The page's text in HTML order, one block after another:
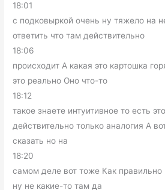
18:01
с подковыркой очень ну тяжело на
ответить что там действительно
18:06
происходит А какая это картошка
это реально Оно что-то
18:12
такое знаете интуитивное то есть
действительно только аналогия А
сказать но на
18:20
самом деле вот тоже Как правильно
ну не какие-то там да